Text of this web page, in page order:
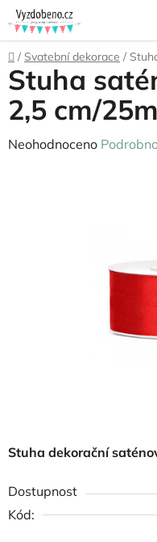
Přejít
na
obsah
Domů
/ Svatební dekorace /
Stuha dekorační
Dostupnost
Kód:
Stuha
2,5 cm/25m
Průměrné
Neohodnoceno